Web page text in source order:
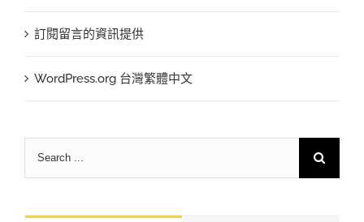
訂閱留言的資訊提供
WordPress.org 台灣繁體中文
Search
for: